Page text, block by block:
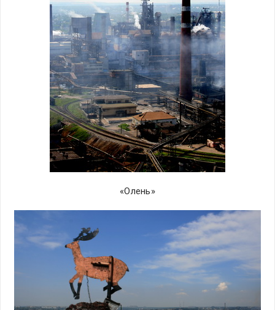
«Олень»